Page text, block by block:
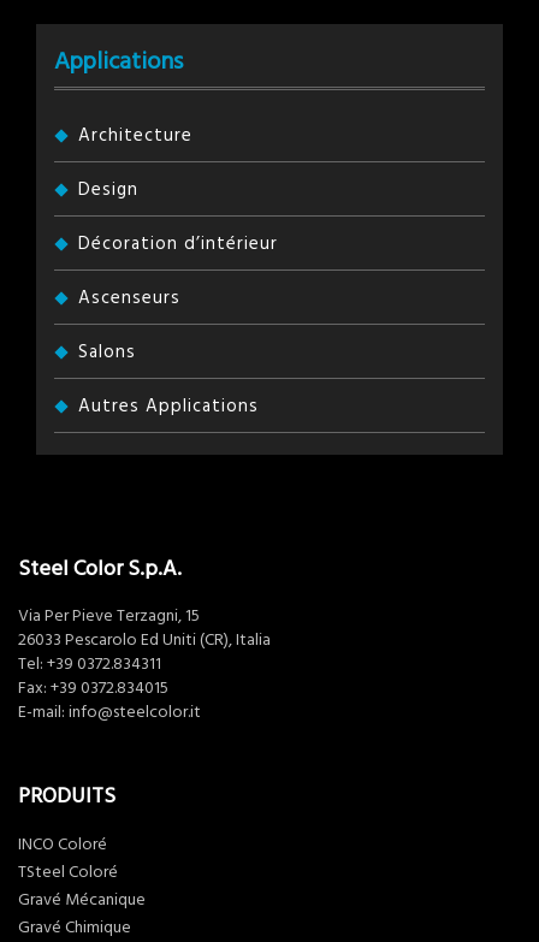
Applications
Architecture
Design
Décoration d’intérieur
Ascenseurs
Salons
Autres Applications
Steel Color S.p.A.
Via Per Pieve Terzagni, 15
26033 Pescarolo Ed Uniti (CR), Italia
Tel: +39 0372.834311
Fax: +39 0372.834015
E-mail: info@steelcolor.it
PRODUITS
INCO Coloré
TSteel Coloré
Gravé Mécanique
Gravé Chimique